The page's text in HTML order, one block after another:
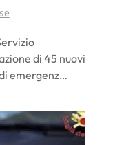
di 45 nuovi
emergenz…